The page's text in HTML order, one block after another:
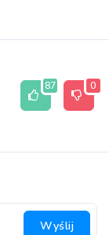
87 0
Wyślij